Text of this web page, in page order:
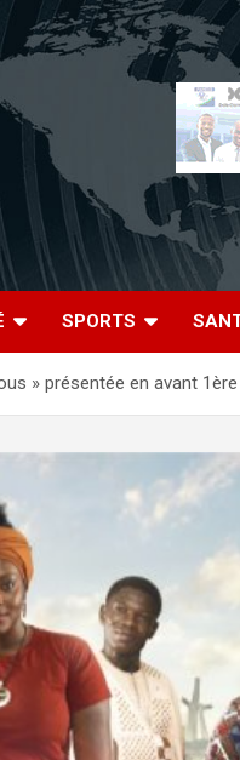
SPORTS
» présentée en avant